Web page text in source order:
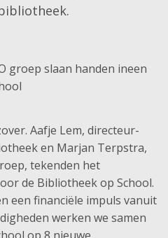
groep slaan handen ineen
Aafje Lem, directeur-
en Marjan Terpstra,
tekenden het
de Bibliotheek op School.
een financiële impuls vanuit
werken we samen
op 8 nieuwe